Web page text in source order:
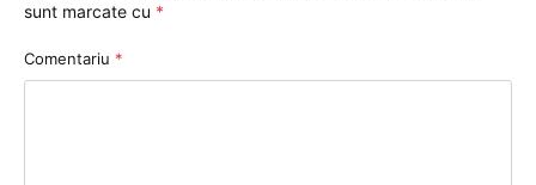
sunt marcate cu *
Comentariu *